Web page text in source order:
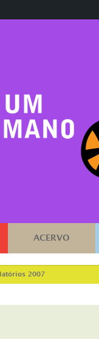
ACERVO
2007